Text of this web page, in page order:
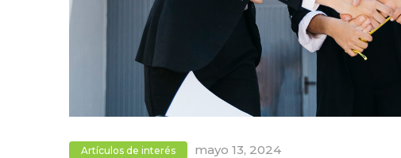
Artículos de interés mayo 13, 2024